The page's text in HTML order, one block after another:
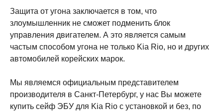
Защита от угона заключается в том, что
злоумышленник не сможет подменить блок
управления двигателем. А это является самым
частым способом угона не только Kia Rio, но и других
автомобилей корейских марок.
Мы являемся официальным представителем
производителя в Санкт-Петербург, у нас Вы можете
купить сейф ЭБУ для Kia Rio с установкой и без, по